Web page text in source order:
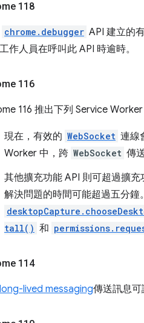
118
chrome.debugger API 建立的
作人員在呼叫此 API 時逾時。
116
116 推出下列 Service
現在，有效的 WebSocket 連線
Worker 中，跨 WebSocket 傳
其他擴充功能 API 則可超過擴
解決問題的時間可能超過五分鐘
tall() 和
114
long-lived messaging傳送訊息可